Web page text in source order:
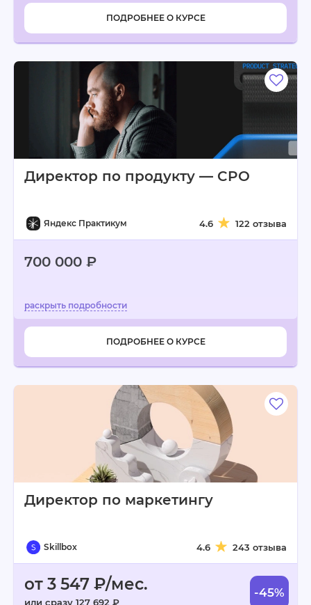
ПОДРОБНЕЕ О КУРСЕ
Директор по продукту — CPO
Яндекс Практикум 4.6 122 отзыва
700 000 ₽
ПОДРОБНЕЕ О КУРСЕ
Директор по маркетингу
Skillbox 4.6 243 отзыва
от 3 547 ₽/мес.
или сразу 127 692 ₽
-45%